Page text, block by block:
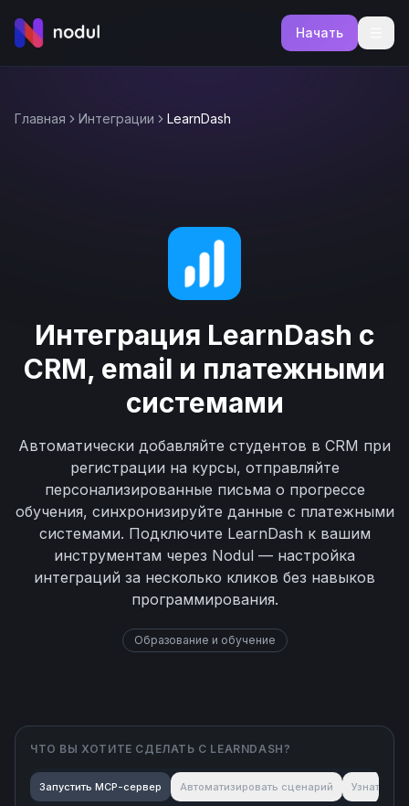
Начать
Главная Интеграции LearnDash
Интеграция LearnDash с
CRM, email и платежными
системами
Автоматически добавляйте студентов в CRM при
регистрации на курсы, отправляйте
персонализированные письма о прогрессе
обучения, синхронизируйте данные с платежными
системами. Подключите LearnDash к вашим
инструментам через Nodul — настройка
интеграций за несколько кликов без навыков
программирования.
Образование и обучение
ЧТО ВЫ ХОТИТЕ СДЕЛАТЬ С LEARNDASH?
Запустить MCP-сервер Автоматизировать сценарий Узнать об